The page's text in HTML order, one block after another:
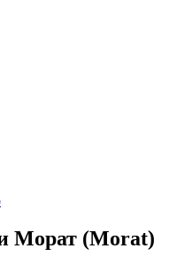
Морат (Morat)